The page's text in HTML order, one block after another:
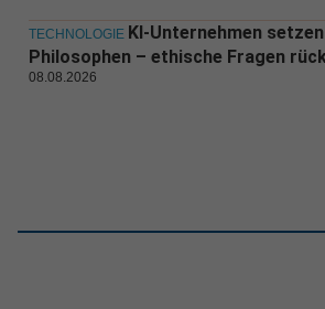
TECHNOLOGIE KI-Unternehmen
Philosophen – ethische Fragen
08.08.2026